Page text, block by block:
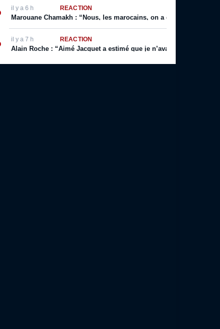
il y a 6 h RÉACTION
Marouane Chamakh : “Nous, les marocains, on a quelque chose
il y a 7 h RÉACTION
Alain Roche : “Aimé Jacquet a estimé que je n’avais pas le